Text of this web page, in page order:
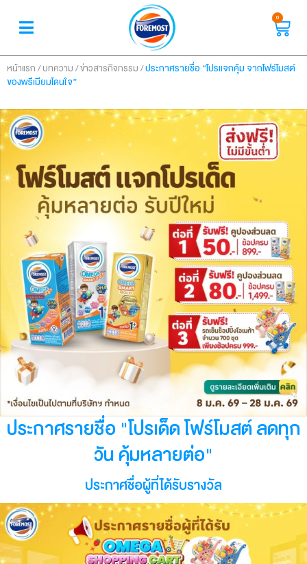
0
หน้าแรก /บทความ /ข่าวสารกิจกรรม /ประกาศรายชื่อ “โปรแจกคุ้ม จากโฟร์โมสต์
ของพรีเมียมโดนใจ”
ประกาศรายชื่อ "โปรเด็ด โฟร์โมสต์ ลดทุก
วัน คุ้มหลายต่อ"
ประกาศชื่อผู้ที่ได้รับรางวัล